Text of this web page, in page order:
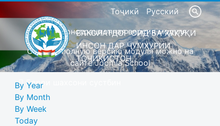
Тоҷикӣ Русский
Это демонстрационная версия модуля
Скачать полную версию модуля можно на
сайте Joomla School
Барои шахсони сустбин
ВАКОЛАТДОР ОИД БА ҲУҚУҚИ
ИНСОН ДАР ҶУМҲУРИИ
ТОҶИКИСТОН
By Year
By Month
By Week
Today